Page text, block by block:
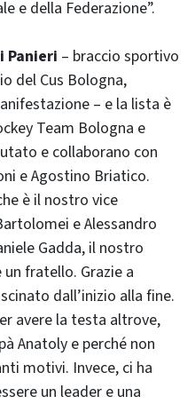
e della Federazione”.
Panieri – braccio sportivo
del Cus Bologna,
– e la lista è
Team Bologna e
e collaborano con
e Agostino Briatico.
è il nostro vice
e Alessandro
Gadda, il nostro
fratello. Grazie a
dall’inizio alla fine.
avere la testa altrove,
Anatoly e perché non
motivi. Invece, ci ha
un leader e una